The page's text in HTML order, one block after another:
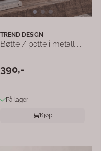
TREND DESIGN
Bøtte / potte i metall ...
390,-
På lager
Kjøp